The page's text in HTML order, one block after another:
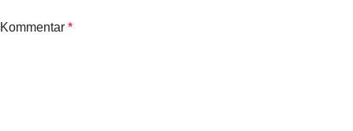
Kommentar *